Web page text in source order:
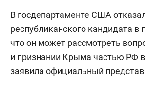
В госдепартаменте США
республиканского кандидата в
что он может рассмотреть
и признании Крыма частью РФ
заявила официальный
«МИР ГРУПП» и ВТБ
оазис жилого
150
ID